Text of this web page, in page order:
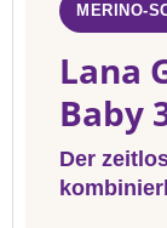
MERINO-
Lana
Baby
Der